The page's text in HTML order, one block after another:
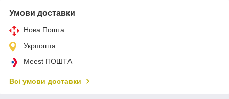
Умови доставки
Нова Пошта
Укрпошта
Meest ПОШТА
Всі умови доставки